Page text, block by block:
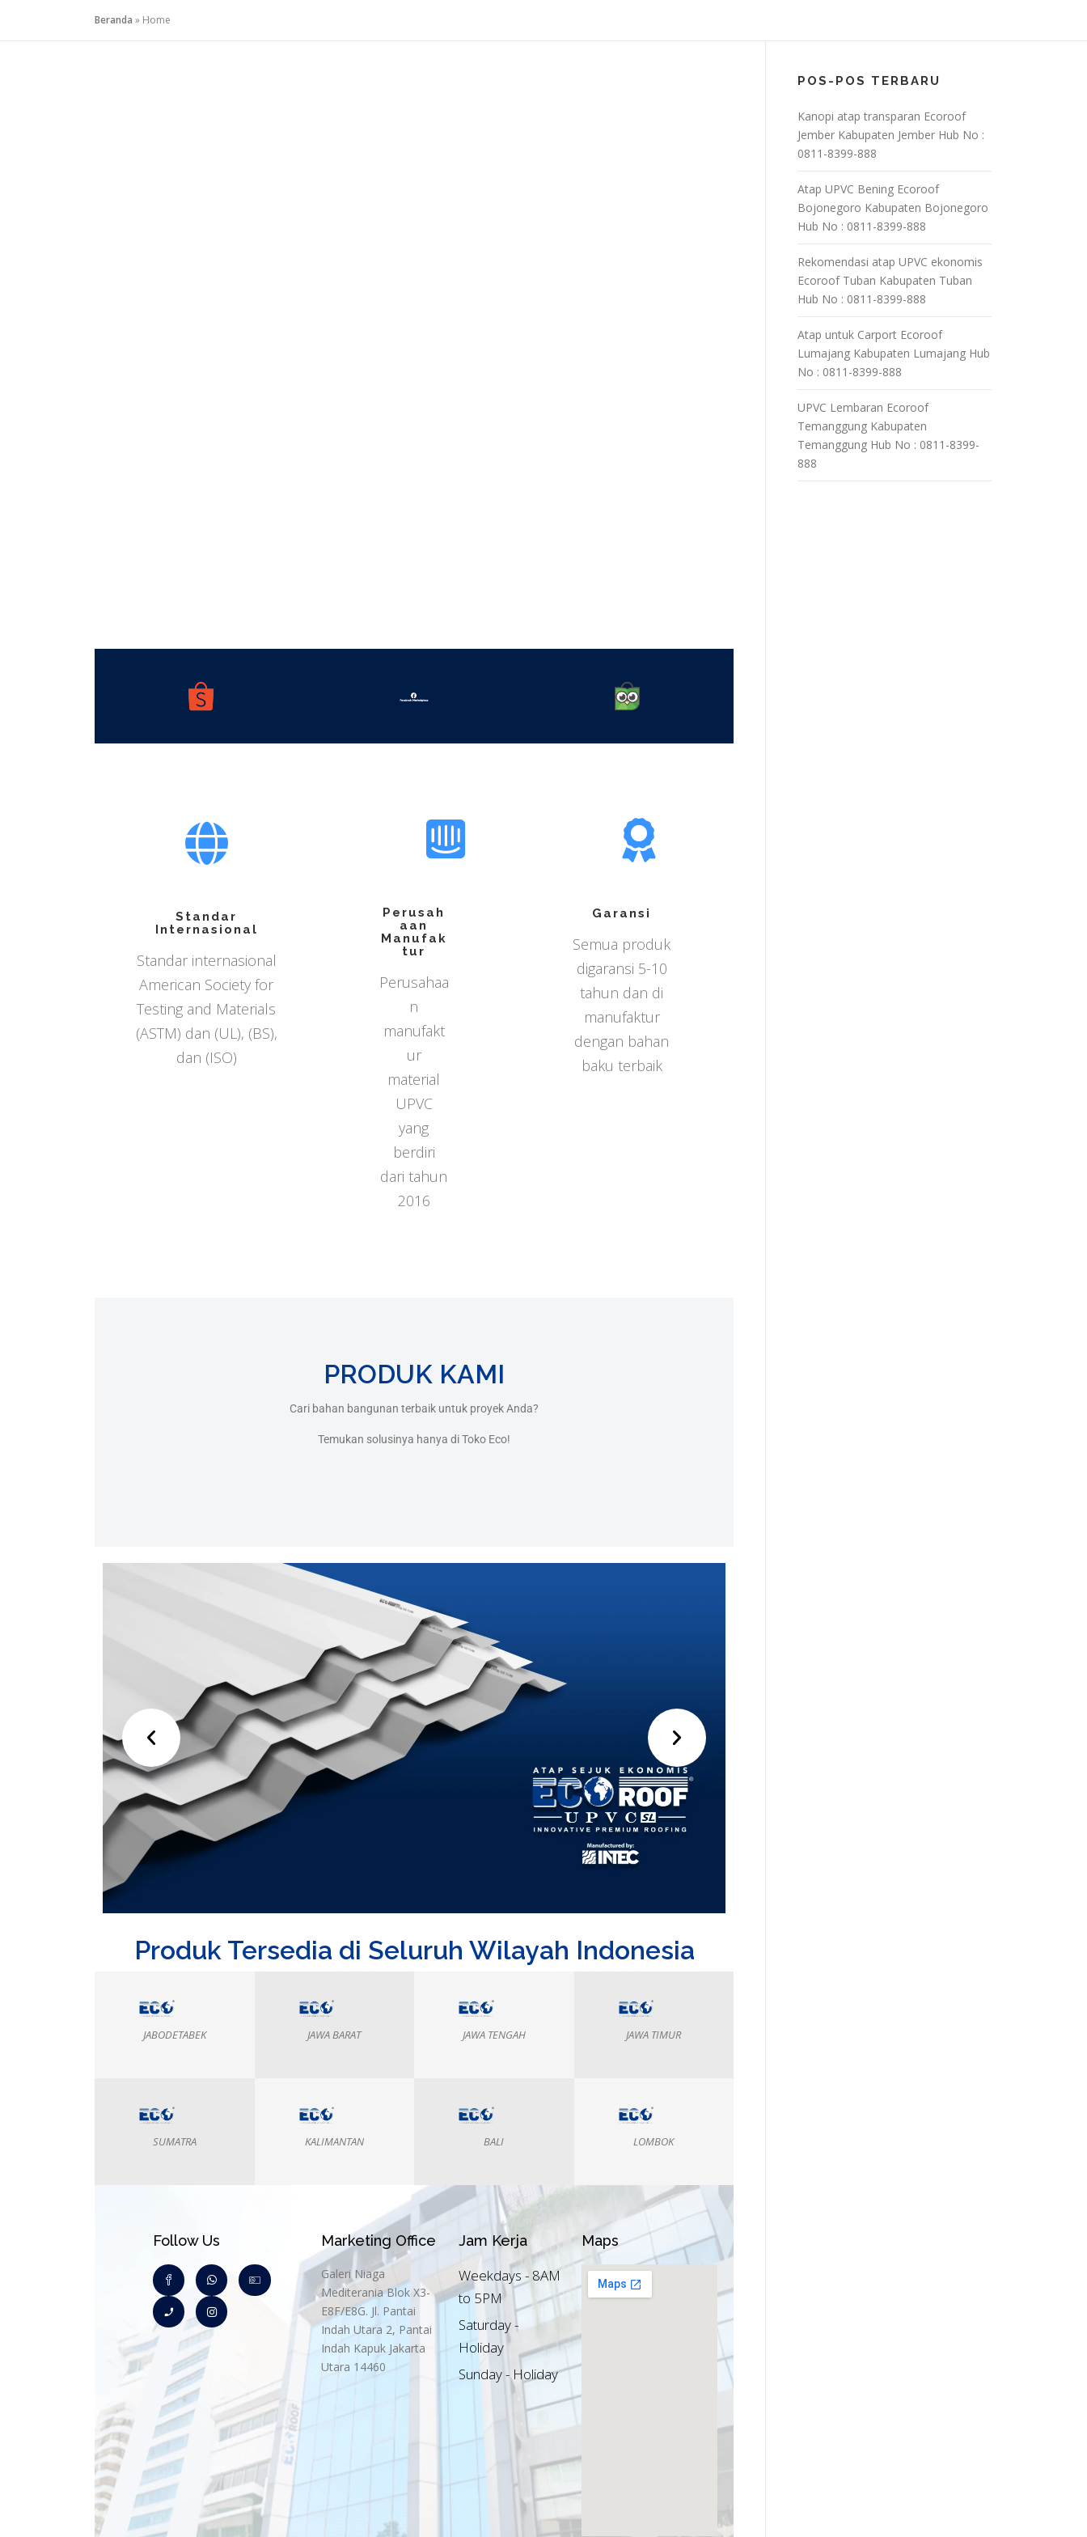
Beranda » Home
Standar
Internasional
Standar internasional
American Society for
Testing and Materials
(ASTM) dan (UL), (BS),
dan (ISO)
Perusah
aan
Manufak
tur
Perusahaa
n
manufakt
ur
material
UPVC
yang
berdiri
dari tahun
2016
Garansi
Semua produk
digaransi 5-10
tahun dan di
manufaktur
dengan bahan
baku terbaik
PRODUK KAMI
Cari bahan bangunan terbaik untuk proyek Anda?
Temukan solusinya hanya di Toko Eco!
Produk Tersedia di Seluruh Wilayah Indonesia
JABODETABEK JAWA BARAT JAWA TENGAH JAWA TIMUR
SUMATRA KALIMANTAN BALI LOMBOK
Follow Us Marketing Office
Galeri Niaga
Mediterania Blok X3-
E8F/E8G. Jl. Pantai
Indah Utara 2, Pantai
Indah Kapuk Jakarta
Utara 14460
Jam Kerja
Weekdays - 8AM
to 5PM
Saturday -
Holiday
Sunday - Holiday
Maps
POS-POS TERBARU
Kanopi atap transparan Ecoroof
Jember Kabupaten Jember Hub No :
0811-8399-888
Atap UPVC Bening Ecoroof
Bojonegoro Kabupaten Bojonegoro
Hub No : 0811-8399-888
Rekomendasi atap UPVC ekonomis
Ecoroof Tuban Kabupaten Tuban
Hub No : 0811-8399-888
Atap untuk Carport Ecoroof
Lumajang Kabupaten Lumajang Hub
No : 0811-8399-888
UPVC Lembaran Ecoroof
Temanggung Kabupaten
Temanggung Hub No : 0811-8399-
888